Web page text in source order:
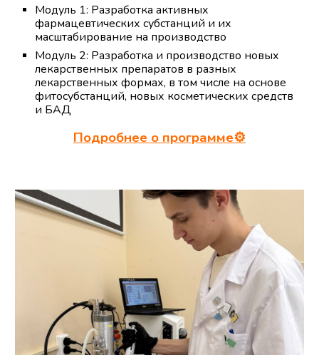
Модуль 1: Разработка активных
фармацевтических субстанций и их
масштабирование на производство
Модуль 2: Разработка и производство новых
лекарственных препаратов в разных
лекарственных формах, в том числе на основе
фитосубстанций, новых косметических средств
и БАД
Подробнее о программе⚙️